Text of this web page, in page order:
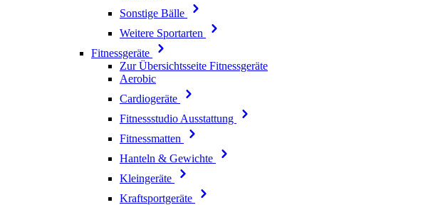
Sonstige Bälle
Weitere Sportarten
Fitnessgeräte
Zur Übersichtsseite Fitnessgeräte
Aerobic
Cardiogeräte
Fitnessstudio Ausstattung
Fitnessmatten
Hanteln & Gewichte
Kleingeräte
Kraftsportgeräte